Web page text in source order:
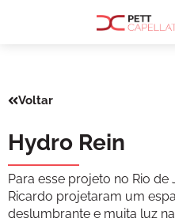
Voltar
Hydro Rein
Para esse projeto no Rio
Ricardo projetaram um
deslumbrante e muita luz